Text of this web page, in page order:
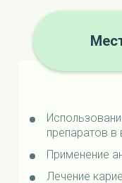
препаратов
Применение
Лечение